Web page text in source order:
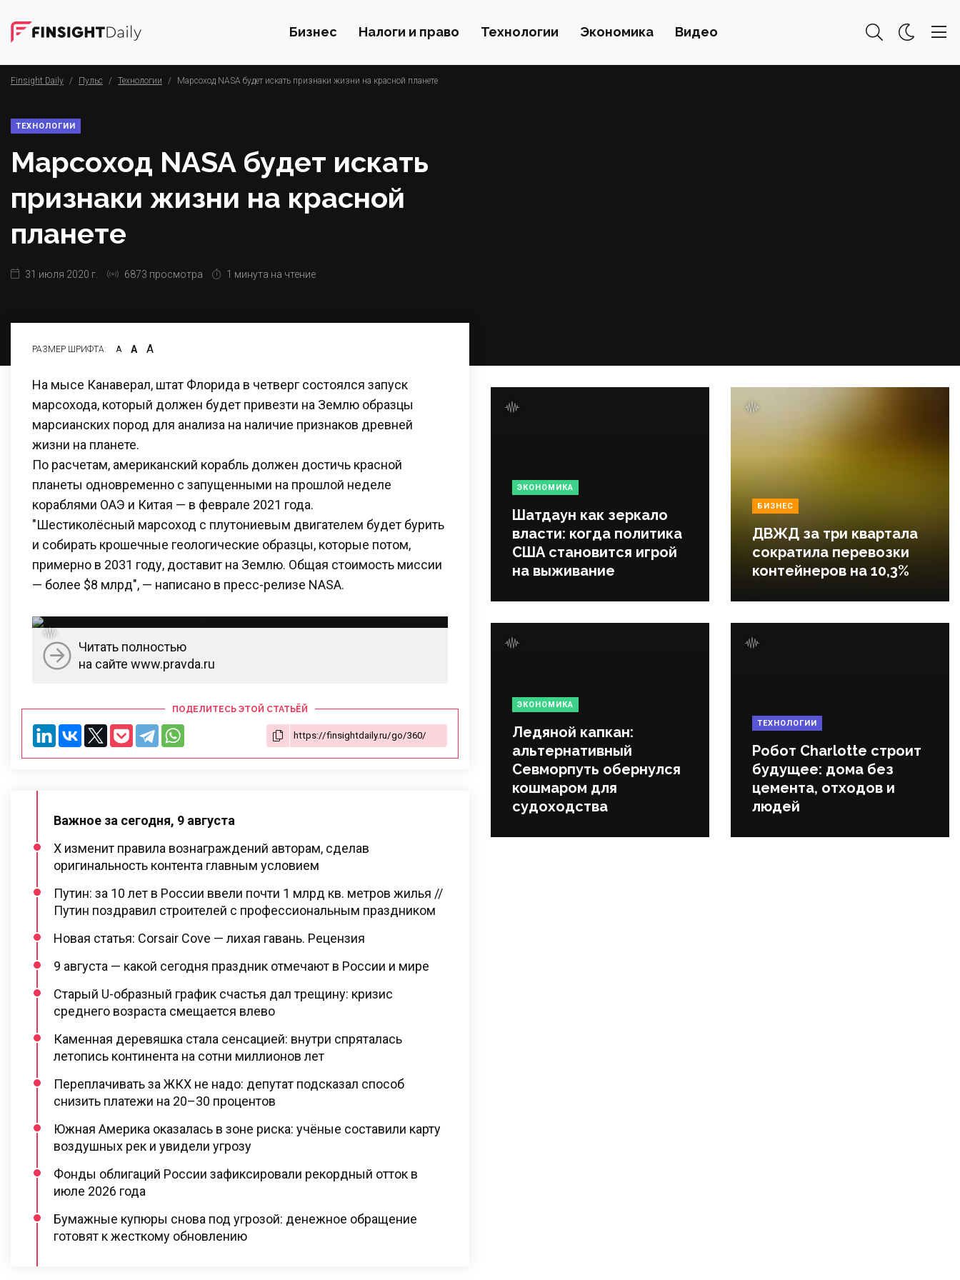
Бизнес Налоги и право Технологии Экономика Видео
Finsight Daily / Пульс / Технологии / Марсоход NASA будет искать признаки жизни на красной планете
ТЕХНОЛОГИИ
Марсоход NASA будет искать
признаки жизни на красной
планете
31 июля 2020 г. 6873 просмотра 1 минута на чтение
РАЗМЕР ШРИФТА: А А А
На мысе Канаверал, штат Флорида в четверг состоялся запуск
марсохода, который должен будет привезти на Землю образцы
марсианских пород для анализа на наличие признаков древней
жизни на планете.
По расчетам, американский корабль должен достичь красной
планеты одновременно с запущенными на прошлой неделе
кораблями ОАЭ и Китая — в феврале 2021 года.
"Шестиколёсный марсоход с плутониевым двигателем будет бурить
и собирать крошечные геологические образцы, которые потом,
примерно в 2031 году, доставит на Землю. Общая стоимость миссии
— более $8 млрд", — написано в пресс-релизе NASA.
Читать полностью
на сайте www.pravda.ru
ПОДЕЛИТЕСЬ ЭТОЙ СТАТЬЁЙ
Важное за сегодня, 9 августа
X изменит правила вознаграждений авторам, сделав
оригинальность контента главным условием
Путин: за 10 лет в России ввели почти 1 млрд кв. метров жилья //
Путин поздравил строителей с профессиональным праздником
Новая статья: Corsair Cove — лихая гавань. Рецензия
9 августа — какой сегодня праздник отмечают в России и мире
Старый U-образный график счастья дал трещину: кризис
среднего возраста смещается влево
Каменная деревяшка стала сенсацией: внутри спряталась
летопись континента на сотни миллионов лет
Переплачивать за ЖКХ не надо: депутат подсказал способ
снизить платежи на 20–30 процентов
Южная Америка оказалась в зоне риска: учёные составили карту
воздушных рек и увидели угрозу
Фонды облигаций России зафиксировали рекордный отток в
июле 2026 года
Бумажные купюры снова под угрозой: денежное обращение
готовят к жесткому обновлению
ЭКОНОМИКА
Шатдаун как зеркало
власти: когда политика
США становится игрой
на выживание
БИЗНЕС
ДВЖД за три квартала
сократила перевозки
контейнеров на 10,3%
ЭКОНОМИКА
Ледяной капкан:
альтернативный
Севморпуть обернулся
кошмаром для
судоходства
ТЕХНОЛОГИИ
Робот Charlotte строит
будущее: дома без
цемента, отходов и
людей